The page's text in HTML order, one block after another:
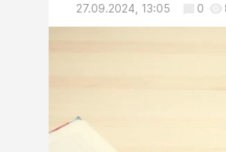
27.09.2024, 13:05 0